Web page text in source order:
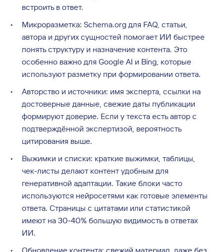
встроить в ответ.
Микроразметка: Schema.org для FAQ, статьи,
автора и других сущностей помогает ИИ быстрее
понять структуру и назначение контента. Это
особенно важно для Google AI и Bing, которые
используют разметку при формировании ответа.
Авторство и источники: имя эксперта, ссылки на
достоверные данные, свежие даты публикации
формируют доверие. Если у текста есть автор с
подтверждённой экспертизой, вероятность
цитирования выше.
Выжимки и списки: краткие выжимки, таблицы,
чек-листы делают контент удобным для
генеративной адаптации. Такие блоки часто
используются нейросетями как готовые элементы
ответа. Страницы с цитатами или статистикой
имеют на 30-40% большую видимость в ответах
ИИ.
Обновление контента: свежий материал, даже без